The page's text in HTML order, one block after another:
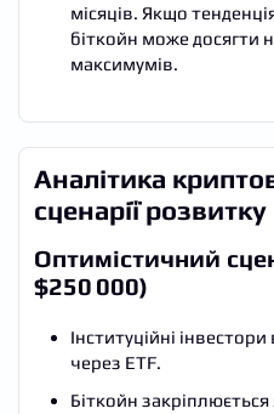
місяців. Якщо
біткойн може досягти
максимумів.
Аналітика
сценарії
Оптимістичний
$250 000)
Інституційні
через ETF.
Біткойн